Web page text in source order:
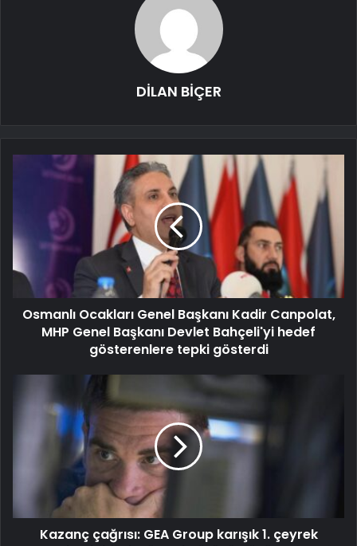
DİLAN BİÇER
Osmanlı Ocakları Genel Başkanı Kadir Canpolat,
MHP Genel Başkanı Devlet Bahçeli'yi hedef
gösterenlere tepki gösterdi
Kazanç çağrısı: GEA Group karışık 1. çeyrek